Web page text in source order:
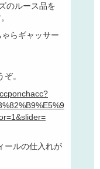
のルース品を
らギャッサー
。
ールの仕入れが